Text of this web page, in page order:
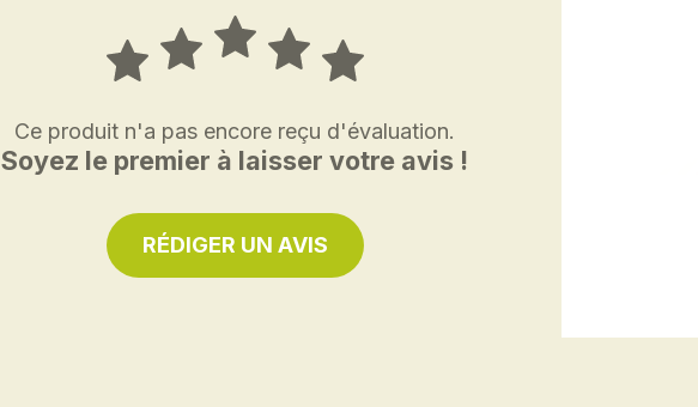
Ce produit n'a pas encore reçu d'évaluation.
Soyez le premier à laisser votre avis !
RÉDIGER UN AVIS